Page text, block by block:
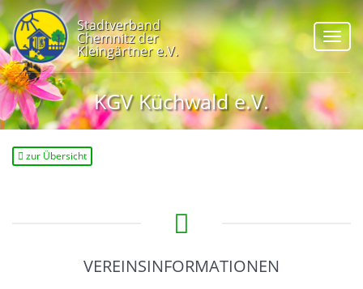
Stadtverband
Chemnitz der
Kleingärtner e.V.
KGV Küchwald e.V.
zur Übersicht
VEREINSINFORMATIONEN